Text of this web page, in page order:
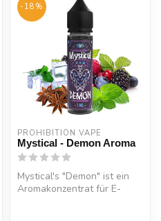
-18%
PROHIBITION VAPE
Mystical - Demon Aroma
Mystical's "Demon" ist ein
Aromakonzentrat für E-